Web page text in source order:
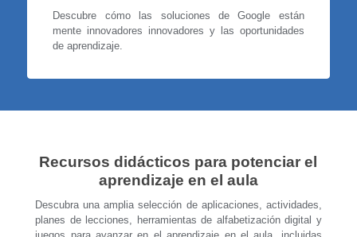
Descubre cómo las soluciones de Google están
mente innovadores innovadores y las oportunidades
de aprendizaje.
Recursos didácticos para potenciar el
aprendizaje en el aula
Descubra una amplia selección de aplicaciones, actividades,
planes de lecciones, herramientas de alfabetización digital y